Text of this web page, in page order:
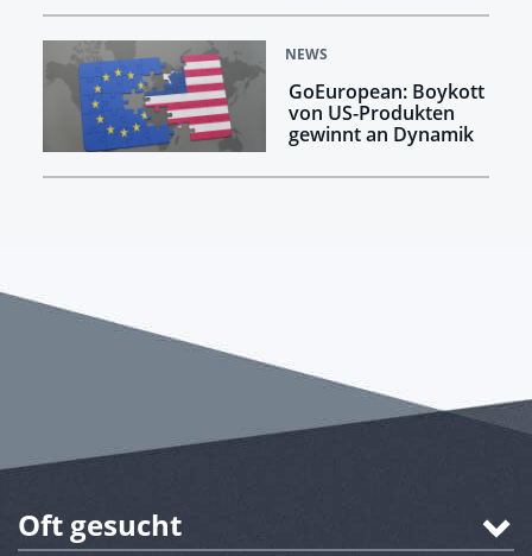
NEWS
GoEuropean: Boykott
von US-Produkten
gewinnt an Dynamik
Oft gesucht